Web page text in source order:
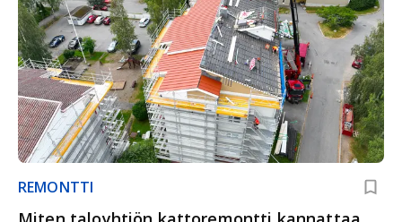
REMONTTI